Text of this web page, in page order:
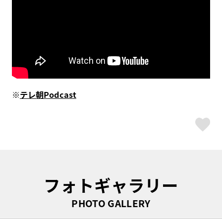
※テレ朝Podcast
フォトギャラリー
PHOTO GALLERY